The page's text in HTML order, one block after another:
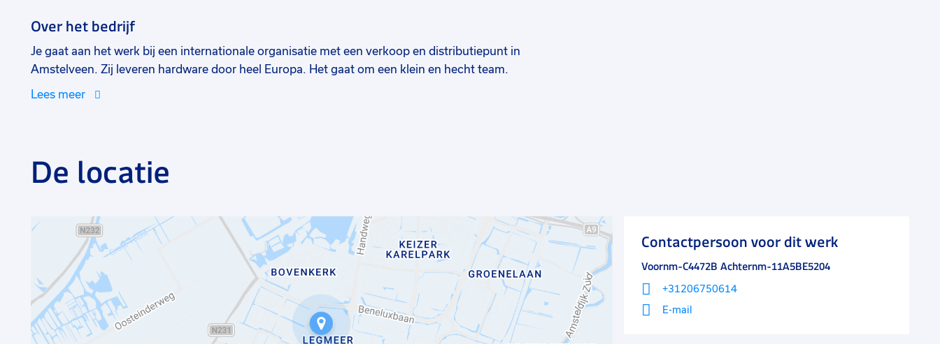
Over het bedrijf
Je gaat aan het werk bij een internationale organisatie met een verkoop en distributiepunt in
Amstelveen. Zij leveren hardware door heel Europa. Het gaat om een klein en hecht team.
Iedereen kent en helpt elkaar waar het nodig is. Doordat het een internationaal bedrijf is, wordt
Lees meer
De locatie
Contactpersoon voor dit werk
Voornm-C4472B Achternm-11A5BE5204
+31206750614
E-mail